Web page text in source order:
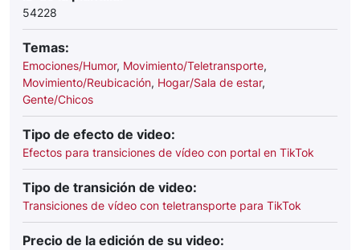
54228
Temas:
Emociones/Humor, Movimiento/Teletransporte,
Movimiento/Reubicación, Hogar/Sala de estar,
Gente/Chicos
Tipo de efecto de video:
Efectos para transiciones de vídeo con portal en TikTok
Tipo de transición de video:
Transiciones de vídeo con teletransporte para TikTok
Precio de la edición de su video: